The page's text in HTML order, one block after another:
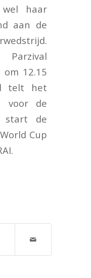
haar
aan de
Parzival
12.15
telt het
voor de
start de
Cup